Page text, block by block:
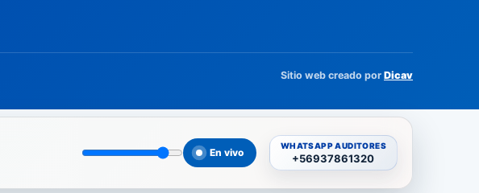
Sitio web creado por Dicav
En vivo
WHATSAPP AUDITORES
+56937861320